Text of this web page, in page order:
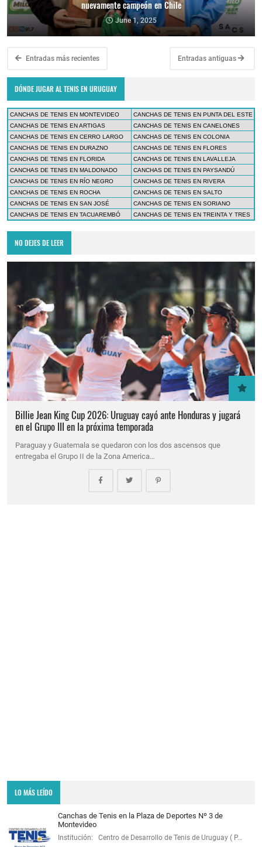
nuevamente campeón en Chile
June 1, 2025
Entradas más recientes Entradas antiguas
DÓNDE JUGAR AL TENIS EN URUGUAY
CANCHAS DE TENIS EN MONTEVIDEO
CANCHAS DE TENIS EN PUNTA DEL ESTE
CANCHAS DE TENIS EN ARTIGAS
CANCHAS DE TENIS EN CANELONES
CANCHAS DE TENIS EN CERRO LARGO
CANCHAS DE TENIS EN COLONIA
CANCHAS DE TENIS EN DURAZNO
CANCHAS DE TENIS EN FLORES
CANCHAS DE TENIS EN FLORIDA
CANCHAS DE TENIS EN LAVALLEJA
CANCHAS DE TENIS EN MALDONADO
CANCHAS DE TENIS EN PAYSANDÚ
CANCHAS DE TENIS EN RÍO NEGRO
CANCHAS DE TENIS EN RIVERA
CANCHAS DE TENIS EN ROCHA
CANCHAS DE TENIS EN SALTO
CANCHAS DE TENIS EN SAN JOSÉ
CANCHAS DE TENIS EN SORIANO
CANCHAS DE TENIS EN TACUAREMBÓ
CANCHAS DE TENIS EN TREINTA Y TRES
NO DEJES DE LEER
Billie Jean King Cup 2026: Uruguay cayó ante Honduras y jugará
en el Grupo III en la próxima temporada
Paraguay y Guatemala se quedaron con los dos ascensos que
entregaba el Grupo II de la Zona America…
LO MÁS LEÍDO
Canchas de Tenis en la Plaza de Deportes Nº 3 de
Montevideo
Institución: Centro de Desarrollo de Tenis de Uruguay ( P…